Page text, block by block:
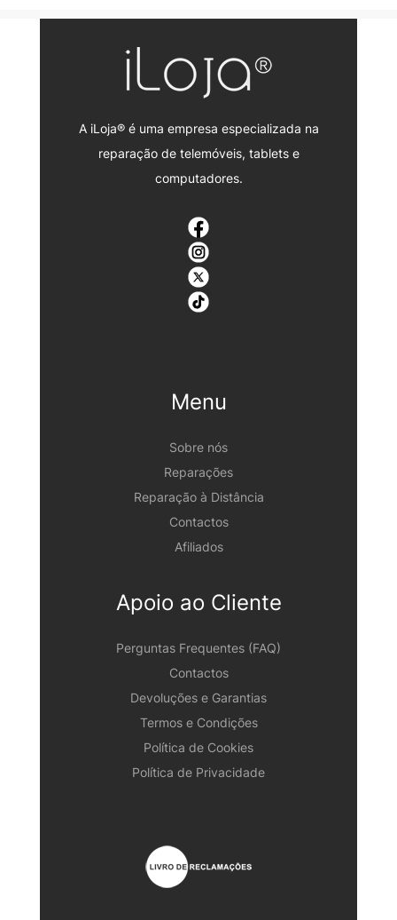
A iLoja® é uma empresa especializada na
reparação de telemóveis, tablets e
computadores.
Menu
Sobre nós
Reparações
Reparação à Distância
Contactos
Afiliados
Apoio ao Cliente
Perguntas Frequentes (FAQ)
Contactos
Devoluções e Garantias
Termos e Condições
Política de Cookies
Política de Privacidade